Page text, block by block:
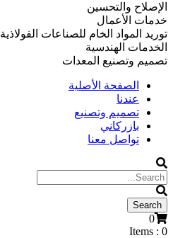
الإصلاح والتحسين
خدمات الأعمال
توريد المواد الخام للصناعات الفولاذية
الخدمات الهندسية
تصميم وتصنيع المعدات
الصفحة الأصلية
عندنا
تصميم وتصنيع
بازركاني
تواصل معنا
0
Items : 0